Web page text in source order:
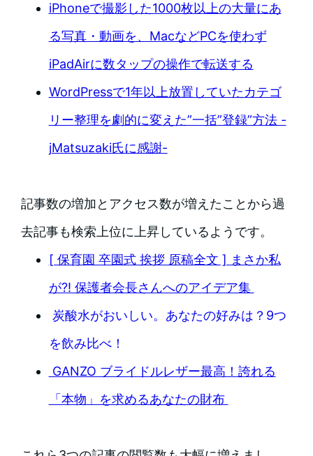
iPhoneで撮影した1000枚以上の大量にあ
る写真・動画を、MacなどPCを使わず
iPadAirに数タップの操作で転送する
WordPressで1年以上放置していたカテゴ
リー整理を劇的に変えた”一括”登録”方法 -
jMatsuzaki氏に感謝-
記事数の増加とアクセス数が増えたことから過
去記事も検索上位に上昇しているようです。
[ 保育園 卒園式 挨拶 原稿全文 ] まさか私
が?! 保護者会長さんへのアイデア集
炭酸水がおいしい。あなたの好みは？9つ
を飲み比べ！
GANZO ブライドルレザー最高！誇れる
「本物」を求めるあなたの財布